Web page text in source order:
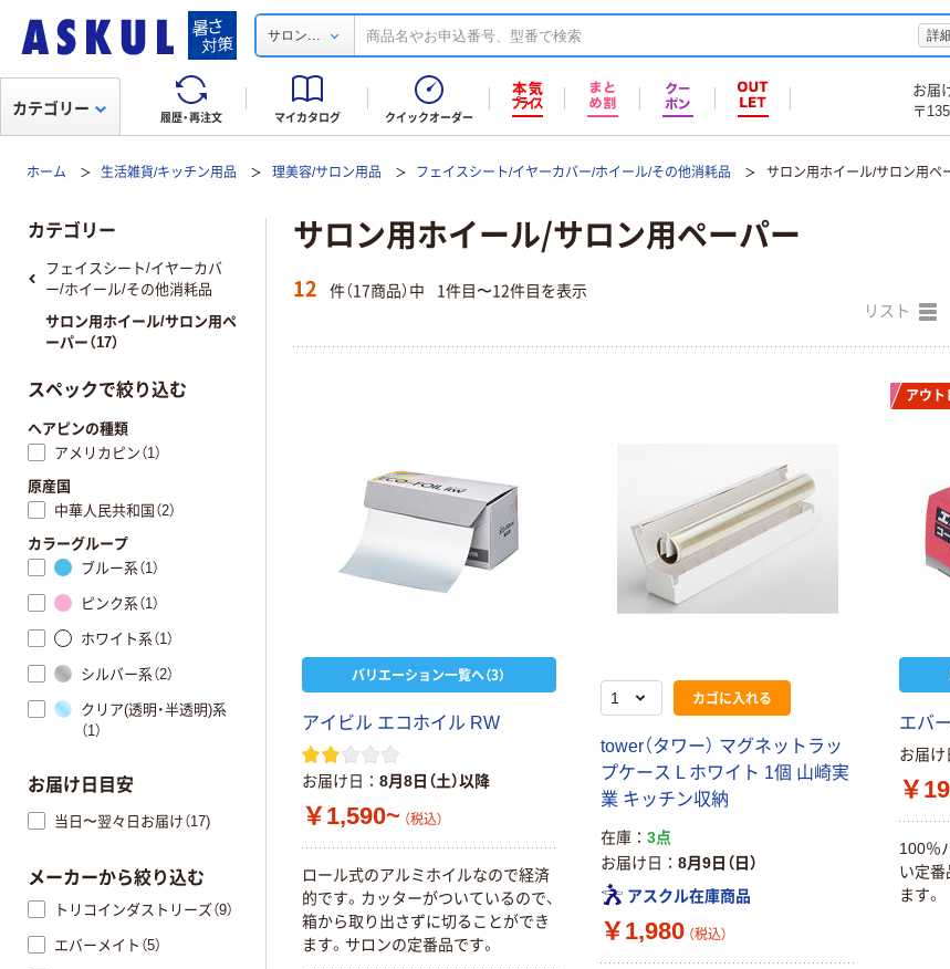
サロン... 詳
履歴・再注文 マイカタログ クイックオーダー
お届
〒
カテゴリー
ホーム 生活雑貨/キッチン用品 理美容/サロン用品 フェイスシート/イヤーカバー/ホイール/その他消耗品 サロン用ホイール/サロン用ペ
サロン用ホイール/サロン用ペーパー
12 件（17商品）中 1件目〜12件目を表示
リスト
バリエーション一覧へ（3）
アイビル エコホイル RW
お届け日 8月8日（土）以降
￥1,590~ （税込）
ロール式のアルミホイルなので経済
的です。カッターがついているので、
箱から取り出さずに切ることができ
ます。サロンの定番品です。
カゴに入れる
tower（タワー） マグネットラッ
プケース L ホワイト 1個 山崎実
業 キッチン収納
在庫
3点
お届け日
8月9日（日）
アスクル在庫商品
￥1,980 （税込）
アウト
エバ
お届け
￥
100％
い定番
ます。
カテゴリー
フェイスシート/イヤーカバ
ー/ホイール/その他消耗品
サロン用ホイール/サロン用ペ
ーパー（17）
スペックで絞り込む
ヘアピンの種類
アメリカピン（1）
原産国
中華人民共和国（2）
カラーグループ
ブルー系（1）
ピンク系（1）
ホワイト系（1）
シルバー系（2）
クリア(透明・半透明)系
（1）
お届け日目安
当日〜翌々日お届け（17)
メーカーから絞り込む
トリコインダストリーズ（9）
エバーメイト（5）